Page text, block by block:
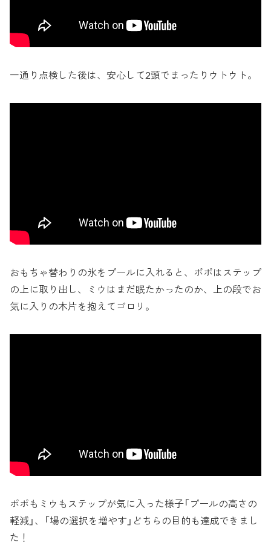
一通り点検した後は、安心して2頭でまったりウトウト。
おもちゃ替わりの氷をプールに入れると、ポポはステップ
の上に取り出し、ミウはまだ眠たかったのか、上の段でお
気に入りの木片を抱えてゴロリ。
ポポもミウもステップが気に入った様子「プールの高さの
軽減」、「場の選択を増やす」どちらの目的も達成できまし
た！